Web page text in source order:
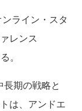
ライン・スタ
レンス
。
期の戦略と
は、アンドエ